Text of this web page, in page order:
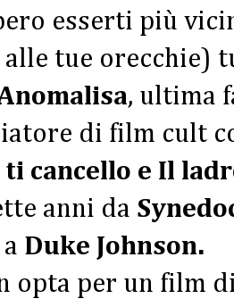
esserti più
alle tue orecchie)
, ultima
di film cult
ti cancello e Il
anni da
Duke Johnson.
opta per un film